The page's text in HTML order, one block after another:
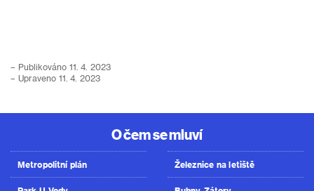
– Publikováno 11. 4. 2023
– Upraveno 11. 4. 2023
O čem se mluví
Metropolitní plán Železnice na letiště